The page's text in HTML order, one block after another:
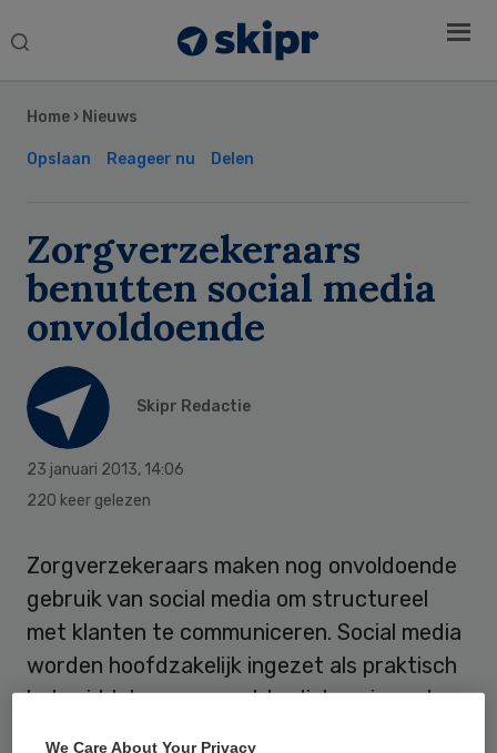
Search
Home › Nieuws
Opslaan Reageer nu Delen
Zorgverzekeraars
benutten social media
onvoldoende
Skipr Redactie
23 januari 2013, 14:06
220 keer gelezen
Zorgverzekeraars maken nog onvoldoende
gebruik van social media om structureel
met klanten te communiceren. Social media
worden hoofdzakelijk ingezet als praktisch
hulpmiddel, van een echte dialoog is vaak
Sidebar
We Care About Your Privacy